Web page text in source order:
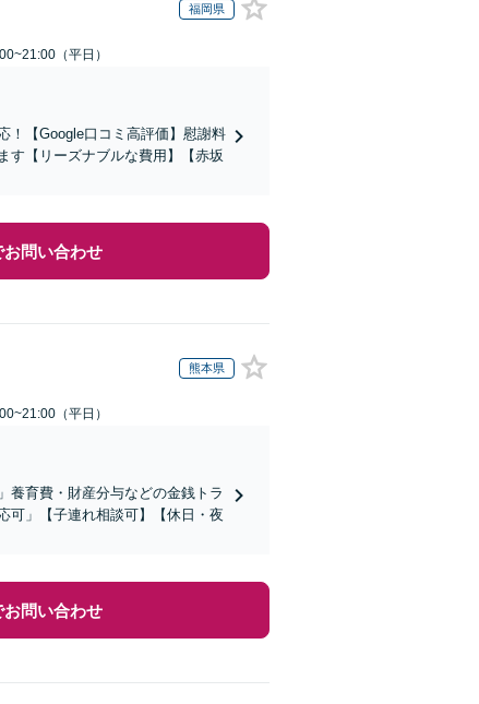
福岡県
（平日）
！【Google口コミ高評価】慰謝料
す【リーズナブルな費用】【赤坂
お問い合わせ
熊本県
（平日）
養育費・財産分与などの金銭トラ
可」【子連れ相談可】【休日・夜
お問い合わせ